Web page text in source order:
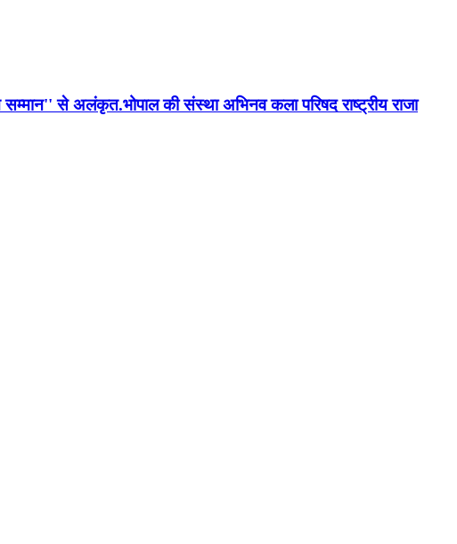
से अलंकृत.भोपाल की संस्था अभिनव कला परिषद राष्ट्रीय राजा